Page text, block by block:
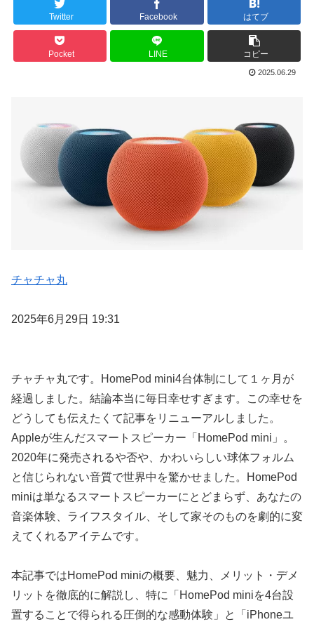
Twitter Facebook はてブ
Pocket LINE コピー
2025.06.29
チャチャ丸
2025年6月29日 19:31
チャチャ丸です。HomePod mini4台体制にして１ヶ月が
経過しました。結論本当に毎日幸せすぎます。この幸せを
どうしても伝えたくて記事をリニューアルしました。
Appleが生んだスマートスピーカー「HomePod mini」。
2020年に発売されるや否や、かわいらしい球体フォルム
と信じられない音質で世界中を驚かせました。HomePod
miniは単なるスマートスピーカーにとどまらず、あなたの
音楽体験、ライフスタイル、そして家そのものを劇的に変
えてくれるアイテムです。
本記事ではHomePod miniの概要、魅力、メリット・デメ
リットを徹底的に解説し、特に「HomePod miniを4台設
置することで得られる圧倒的な感動体験」と「iPhoneユ